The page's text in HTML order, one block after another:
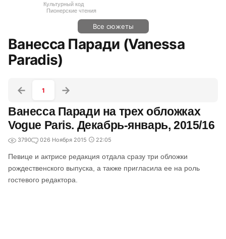
Культурный код
Пионерские чтения
Все сюжеты
Ванесса Паради (Vanessa
Paradis)
1
Ванесса Паради на трех обложках
Vogue Paris. Декабрь-январь, 2015/16
3790 026 Ноября 2015 22:05
Певице и актрисе редакция отдала сразу три обложки
рождественского выпуска, а также пригласила ее на роль
гостевого редактора.